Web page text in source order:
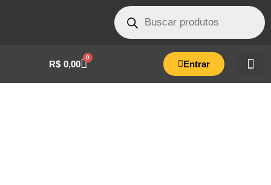
R$ 0,00
0
Entrar